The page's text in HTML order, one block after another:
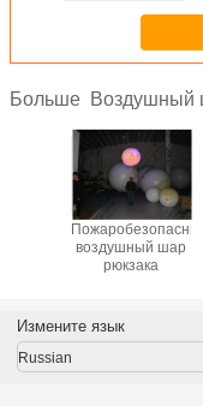
Больше Воздушный
воздушный шар
рюкзака
Измените язык
Russian